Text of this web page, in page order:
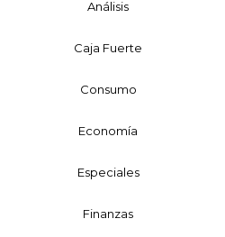
Análisis
Caja Fuerte
Consumo
Economía
Especiales
Finanzas